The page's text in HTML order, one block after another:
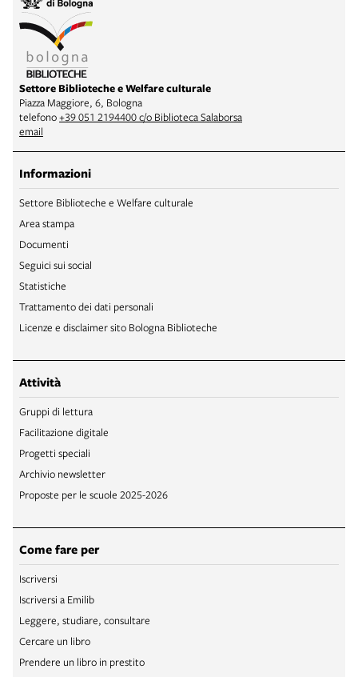
Settore Biblioteche e Welfare culturale
Piazza Maggiore, 6, Bologna
telefono+39 051 2194400 c/o Biblioteca Salaborsa
email
Informazioni
Settore Biblioteche e Welfare culturale
Area stampa
Documenti
Seguici sui social
Statistiche
Trattamento dei dati personali
Licenze e disclaimer sito Bologna Biblioteche
Attività
Gruppi di lettura
Facilitazione digitale
Progetti speciali
Archivio newsletter
Proposte per le scuole 2025-2026
Come fare per
Iscriversi
Iscriversi a Emilib
Leggere, studiare, consultare
Cercare un libro
Prendere un libro in prestito